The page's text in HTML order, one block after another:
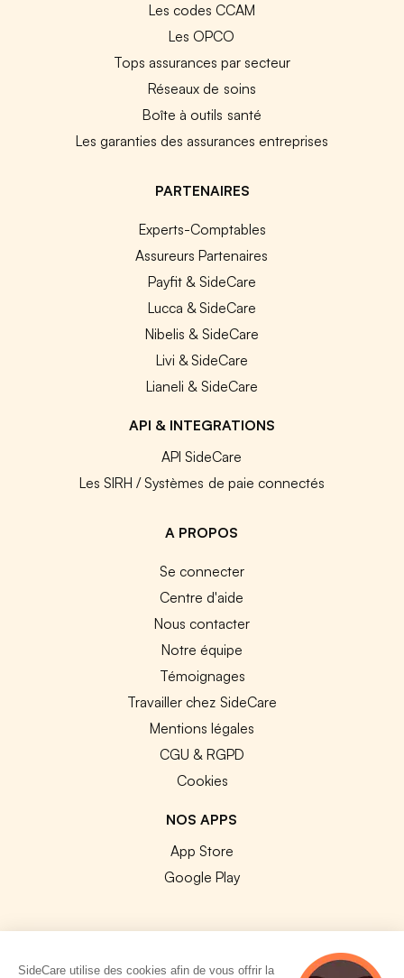
Les codes CCAM
Les OPCO
Tops assurances par secteur
Réseaux de soins
Boîte à outils santé
Les garanties des assurances entreprises
PARTENAIRES
Experts-Comptables
Assureurs Partenaires
Payfit & SideCare
Lucca & SideCare
Nibelis & SideCare
Livi & SideCare
Lianeli & SideCare
API & INTEGRATIONS
API SideCare
Les SIRH / Systèmes de paie connectés
A PROPOS
Se connecter
Centre d'aide
Nous contacter
Notre équipe
Témoignages
Travailler chez SideCare
Mentions légales
CGU & RGPD
Cookies
NOS APPS
App Store
Google Play
SideCare utilise des cookies afin de vous offrir la